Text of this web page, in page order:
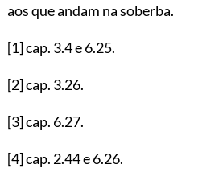
aos que andam na soberba.
[1]cap. 3.4e6.25.
[2]cap. 3.26.
[3]cap. 6.27.
[4]cap. 2.44e6.26.